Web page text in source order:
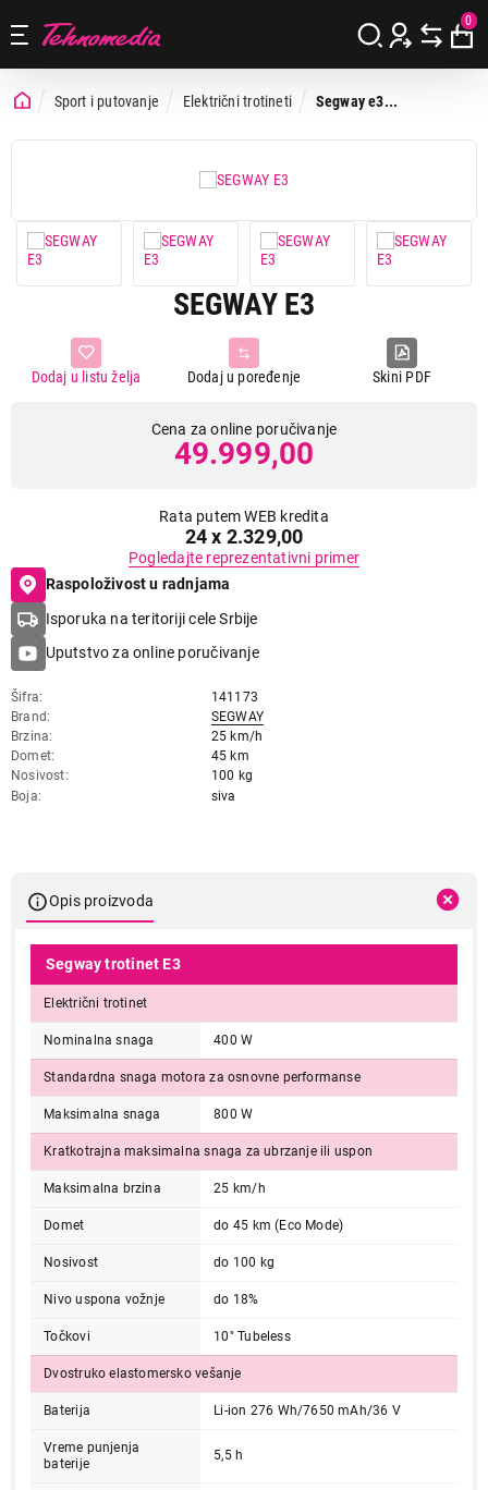
0
Sport i putovanje Električni trotineti Segway e3...
SEGWAY E3
Skini PDF
Dodaj u poređenje
Dodaj u listu želja
Cena za online poručivanje
49.999,00
Rata putem WEB kredita
24 x 2.329,00
Pogledajte reprezentativni primer
Raspoloživost u radnjama
Isporuka na teritoriji cele Srbije
Uputstvo za online poručivanje
Šifra
141173
Brand
SEGWAY
Brzina
25 km/h
Domet
45 km
Nosivost
100 kg
Boja
siva
Opis proizvoda
Segway trotinet E3
Električni trotinet
Nominalna snaga 400 W
Standardna snaga motora za osnovne performanse
Maksimalna snaga 800 W
Kratkotrajna maksimalna snaga za ubrzanje ili uspon
Maksimalna brzina 25 km/h
Domet do 45 km (Eco Mode)
Nosivost do 100 kg
Nivo uspona vožnje do 18%
Točkovi 10" Tubeless
Dvostruko elastomersko vešanje
Baterija Li-ion 276 Wh/7650 mAh/36 V
Vreme punjenja
baterije
5,5 h